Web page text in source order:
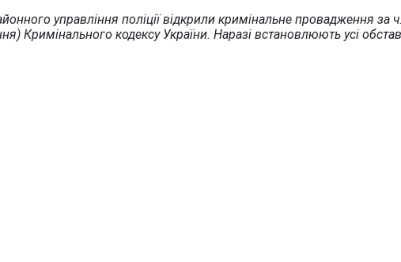
управління поліції відкрили кримінальне провадження
Кримінального кодексу України. Наразі встановлюють усі